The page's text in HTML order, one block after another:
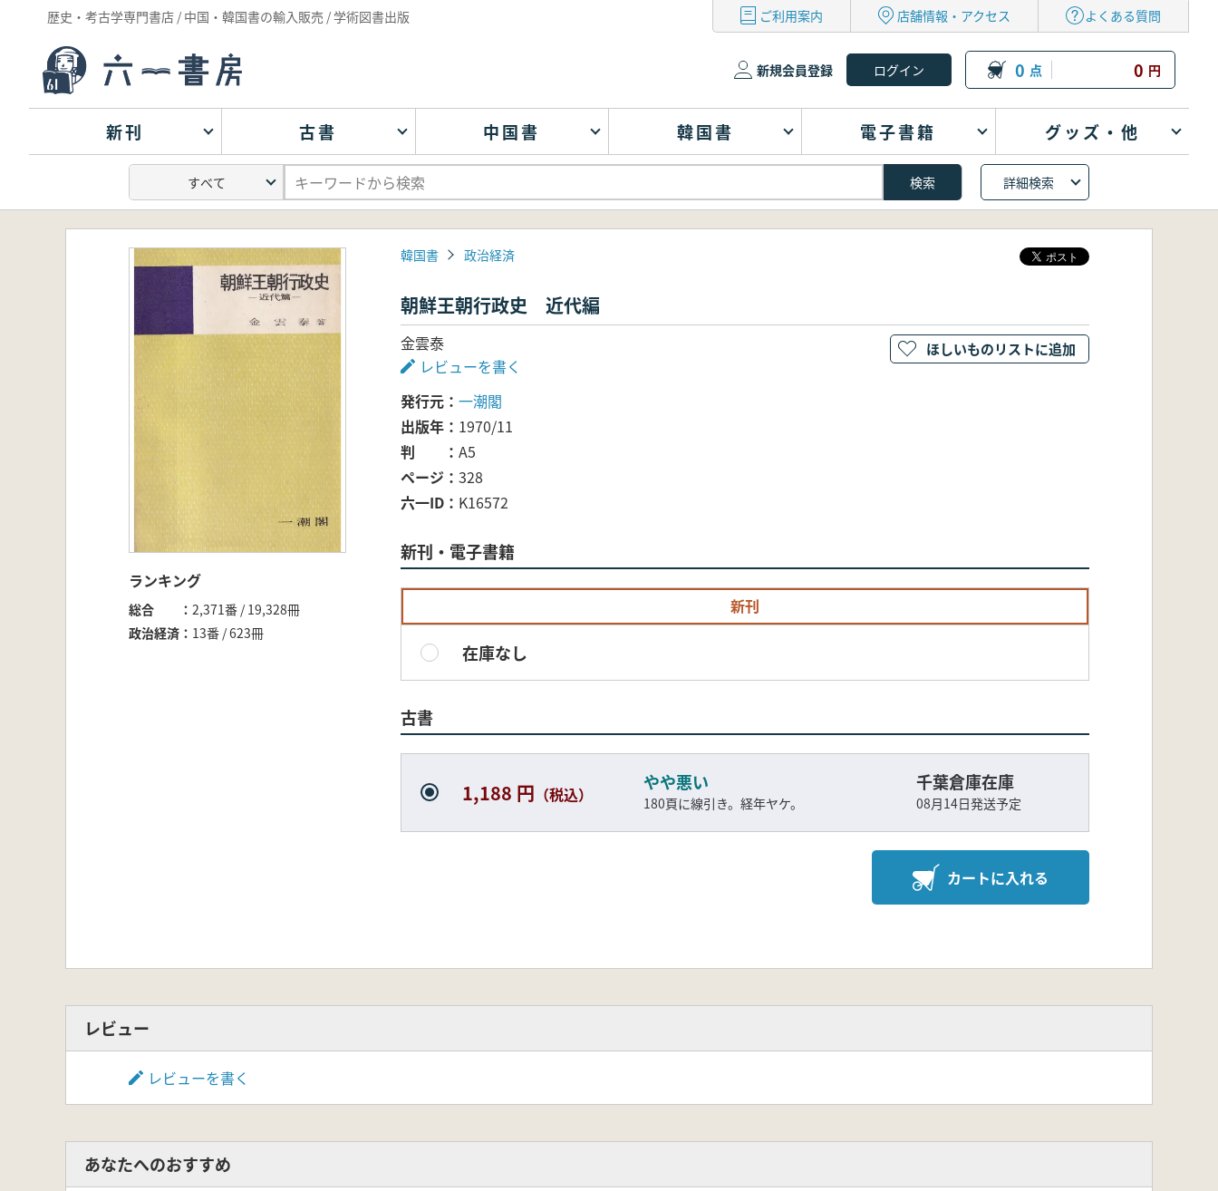
歴史・考古学専門書店 / 中国・韓国書の輸入販売 / 学術図書出版 ご利用案内 店舗情報・アクセス よくある質問
新規会員登録 0 点 0 円
新刊 古書 中国書 韓国書 電子書籍 グッズ・他
詳細検索
ランキング
総合
2,371番 / 19,328冊
政治経済
13番 / 623冊
韓国書 政治経済
朝鮮王朝行政史 近代編
金雲泰
レビューを書く
発行元
一潮閣
出版年
1970/11
判
A5
ページ
328
六一ID
K16572
新刊・電子書籍
新刊
在庫なし
古書
1,188 円 （税込）
やや悪い
180頁に線引き。経年ヤケ。
千葉倉庫在庫
08月14日発送予定
カートに入れる
ほしいものリストに追加
レビュー
レビューを書く
あなたへのおすすめ